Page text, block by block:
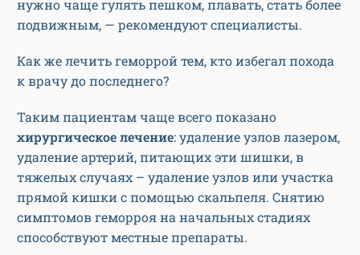
нужно чаще гулять пешком, плавать, стать более
подвижным, — рекомендуют специалисты.
Как же лечить геморрой тем, кто избегал похода
к врачу до последнего?
Таким пациентам чаще всего показано
хирургическое лечение: удаление узлов лазером,
удаление артерий, питающих эти шишки, в
тяжелых случаях – удаление узлов или участка
прямой кишки с помощью скальпеля. Снятию
симптомов геморроя на начальных стадиях
способствуют местные препараты.